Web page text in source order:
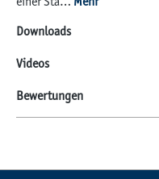
Downloads
Videos
Bewertungen